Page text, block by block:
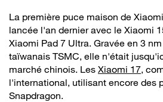
La première puce maison de
lancée l'an dernier avec le Xiaomi
Xiaomi Pad 7 Ultra. Gravée en 3
taïwanais TSMC, elle n'était
marché chinois. Les Xiaomi 17,
l'international, utilisant encore des
Snapdragon.